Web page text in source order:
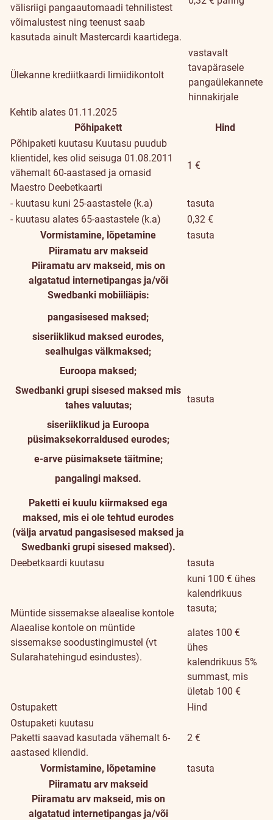
välisriigi pangaautomaadi tehnilistest
võimalustest ning teenust saab
kasutada ainult Mastercardi kaartidega.
Ülekanne krediitkaardi limiidikontolt
vastavalt
tavapärasele
pangaülekannete
hinnakirjale
Kehtib alates 01.11.2025
Põhipakett
Hind
Põhipaketi kuutasu Kuutasu puudub
klientidel, kes olid seisuga 01.08.2011
vähemalt 60-aastased ja omasid
Maestro Deebetkaarti
1 €
- kuutasu kuni 25-aastastele (k.a)
tasuta
- kuutasu alates 65-aastastele (k.a)
0,32 €
Vormistamine, lõpetamine
tasuta
Piiramatu arv makseid
Piiramatu arv makseid, mis on
algatatud internetipangas ja/või
Swedbanki mobiiliäpis:
pangasisesed maksed;
siseriiklikud maksed eurodes,
sealhulgas välkmaksed;
Euroopa maksed;
Swedbanki grupi sisesed maksed mis
tahes valuutas;
siseriiklikud ja Euroopa
püsimaksekorraldused eurodes;
e-arve püsimaksete täitmine;
pangalingi maksed.
Paketti ei kuulu kiirmaksed ega
maksed, mis ei ole tehtud eurodes
(välja arvatud pangasisesed maksed ja
Swedbanki grupi sisesed maksed).
tasuta
Deebetkaardi kuutasu tasuta
Müntide sissemakse alaealise kontole
Alaealise kontole on müntide
sissemakse soodustingimustel (vt
Sularahatehingud esindustes).
kuni 100 € ühes
kalendrikuus
tasuta;
alates 100 €
ühes
kalendrikuus 5%
summast, mis
ületab 100 €
Ostupakett
Hind
Ostupaketi kuutasu
Paketti saavad kasutada vähemalt 6-
aastased kliendid.
2 €
Vormistamine, lõpetamine
tasuta
Piiramatu arv makseid
Piiramatu arv makseid, mis on
algatatud internetipangas ja/või